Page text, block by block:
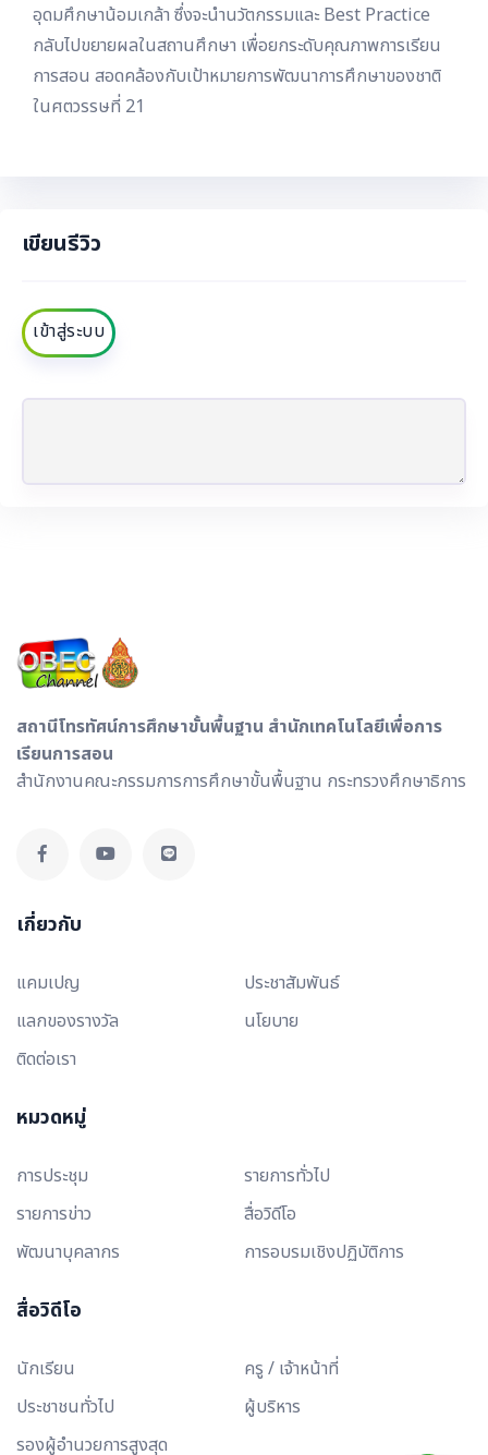
อุดมศึกษาน้อมเกล้า ซึ่งจะนำนวัตกรรมและ Best Practice
กลับไปขยายผลในสถานศึกษา เพื่อยกระดับคุณภาพการเรียน
การสอน สอดคล้องกับเป้าหมายการพัฒนาการศึกษาของชาติ
ในศตวรรษที่ 21
เขียนรีวิว
เข้าสู่ระบบ
สถานีโทรทัศน์การศึกษาขั้นพื้นฐาน สำนักเทคโนโลยีเพื่อการ
เรียนการสอน
สำนักงานคณะกรรมการการศึกษาขั้นพื้นฐาน กระทรวงศึกษาธิการ
เกี่ยวกับ
แคมเปญ
ประชาสัมพันธ์
แลกของรางวัล
นโยบาย
ติดต่อเรา
หมวดหมู่
การประชุม
รายการทั่วไป
รายการข่าว
สื่อวิดีโอ
พัฒนาบุคลากร
การอบรมเชิงปฏิบัติการ
สื่อวิดีโอ
นักเรียน
ครู / เจ้าหน้าที่
ประชาชนทั่วไป
ผู้บริหาร
รองผู้อำนวยการสูงสุด